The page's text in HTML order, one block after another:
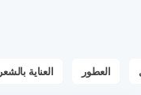
العطور العناية بالشعر